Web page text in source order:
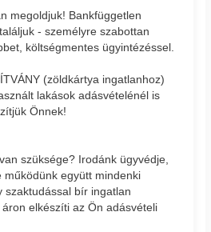
megoldjuk! Bankfüggetlen
- személyre szabottan
költségmentes ügyintézéssel.
(zöldkártya ingatlanhoz)
lakások adásvételénél is
Önnek!
szüksége? Irodánk ügyvédje,
működünk együtt mindenki
szaktudással bír ingatlan
elkészíti az Ön adásvételi